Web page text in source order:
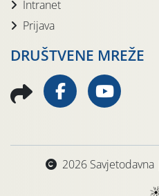
Intranet
Prijava
DRUŠTVENE MREŽE
2026